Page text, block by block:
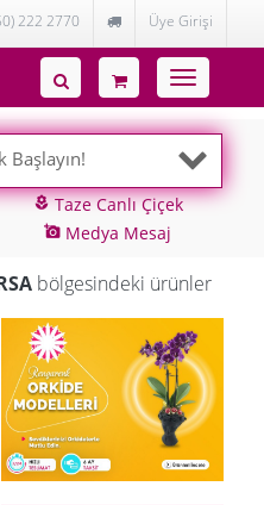
222 2770 Üye Girişi
Toggle
navigation
Başlayın!
local_floristTaze Canlı Çiçek
add_a_photo Medya Mesaj
bölgesindeki ürünler